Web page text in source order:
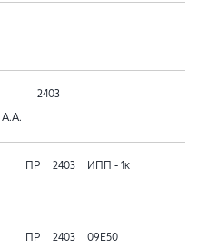
2403
А.А.
ПР 2403 ИПП - 1к
ПР 2403 09E50